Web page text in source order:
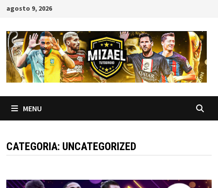
Skip
content
agosto 9, 2026
MENU
CATEGORIA: UNCATEGORIZED